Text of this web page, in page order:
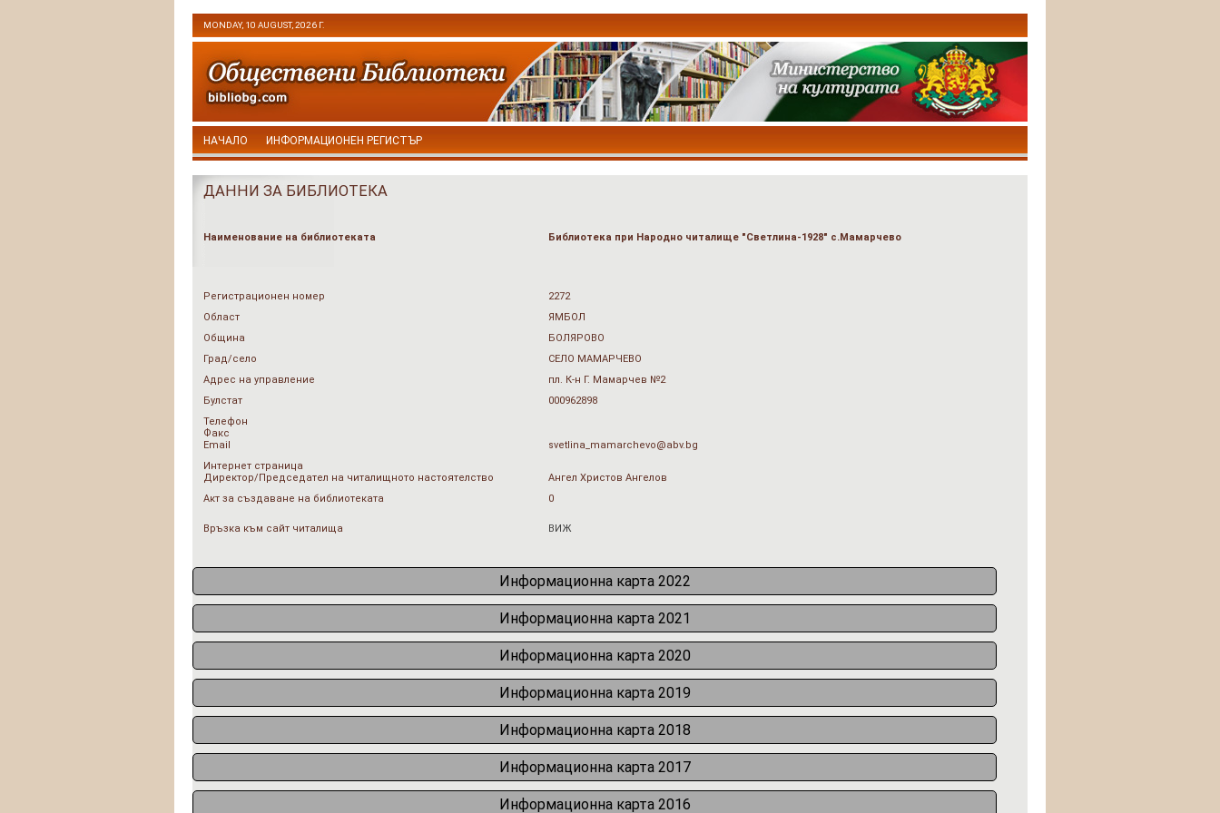
MONDAY, 10 AUGUST, 2026 Г.
НАЧАЛО ИНФОРМАЦИОНЕН РЕГИСТЪР
ДАННИ ЗА БИБЛИОТЕКА
Наименование на библиотеката Библиотека при Народно читалище "Светлина-1928" с.Мамарчево
Регистрационен номер
2272
Област
ЯМБОЛ
Община
БОЛЯРОВО
Град/село
СЕЛО МАМАРЧЕВО
Адрес на управление
пл. К-н Г. Мамарчев №2
Булстат
000962898
Телефон
Факс
Email
svetlina_mamarchevo@abv.bg
Интернет страница
Директор/Председател на читалищното настоятелство
Ангел Христов Ангелов
Акт за създаване на библиотеката
0
Връзка към сайт читалища ВИЖ
Информационна карта 2022
Информационна карта 2021
Информационна карта 2020
Информационна карта 2019
Информационна карта 2018
Информационна карта 2017
Информационна карта 2016